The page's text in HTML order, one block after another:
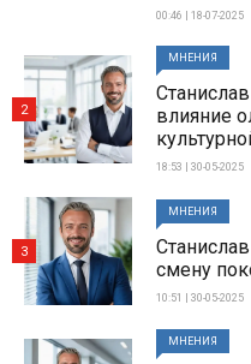
00:46 | 18-07-2025
МНЕНИЯ
влияние
18:53 | 30-05-2025
2
МНЕНИЯ
смену
10:51 | 30-05-2025
3
МНЕНИЯ